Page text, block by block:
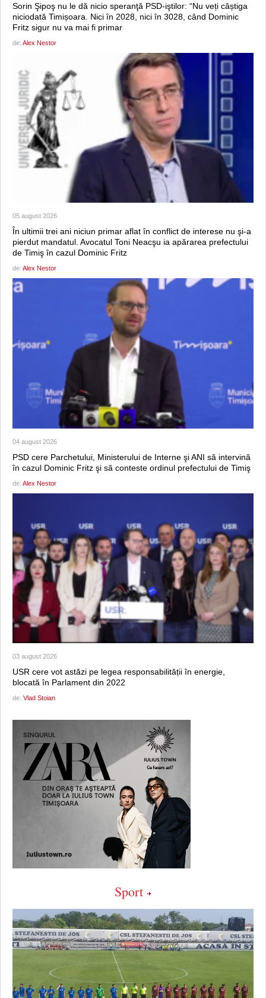
Sorin Şipoş nu le dă nicio speranţă PSD-iştilor: “Nu veți câștiga
niciodată Timișoara. Nici în 2028, nici în 3028, când Dominic
Fritz sigur nu va mai fi primar
de: Alex Nestor
05 august 2026
În ultimii trei ani niciun primar aflat în conflict de interese nu şi-a
pierdut mandatul. Avocatul Toni Neacşu ia apărarea prefectului
de Timiş în cazul Dominic Fritz
de: Alex Nestor
04 august 2026
PSD cere Parchetului, Ministerului de Interne şi ANI să intervină
în cazul Dominic Fritz şi să conteste ordinul prefectului de Timiş
de: Alex Nestor
03 august 2026
USR cere vot astăzi pe legea responsabilității în energie,
blocată în Parlament din 2022
de: Vlad Stoian
Sport